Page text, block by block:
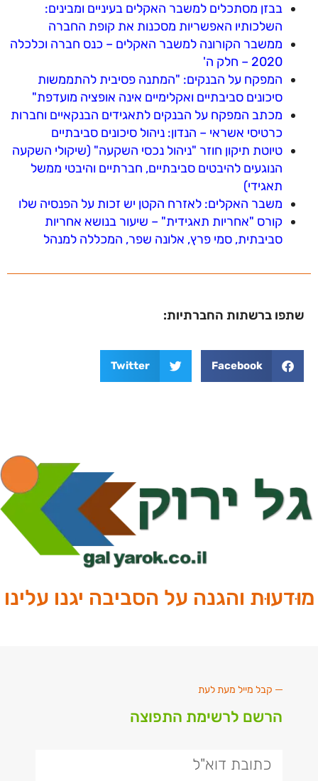
בבזן מסתכלים למשבר האקלים בעיניים ומבינים:
השלכותיו האפשריות מסכנות את קופת החברה
ממשבר הקורונה למשבר האקלים – כנס חברה וכלכלה
2020 – חלק ה'
המפקח על הבנקים: "המתנה פסיבית להתממשות
סיכונים סביבתיים ואקלימיים אינה אופציה מועדפת"
מכתב המפקח על הבנקים לתאגידים הבנקאיים וחברות
כרטיסי אשראי – הנדון: ניהול סיכונים סביבתיים
טיוטת תיקון חוזר "ניהול נכסי השקעה" (שיקולי השקעה
הנוגעים להיבטים סביבתיים, חברתיים והיבטי ממשל
תאגידי)
משבר האקלים: לאזרח הקטן יש זכות על הפנסיה שלו
קורס "אחריות תאגידית" – שיעור בנושא אחריות
סביבתית, סמי פרץ, אלונה שפר, המכללה למנהל
שתפו ברשתות החברתיות:
Facebook
Twitter
מוּדעוּת והגנה על הסביבה יגנו עלינו
קבל מייל מעת לעת
הרשם לרשימת התפוצה